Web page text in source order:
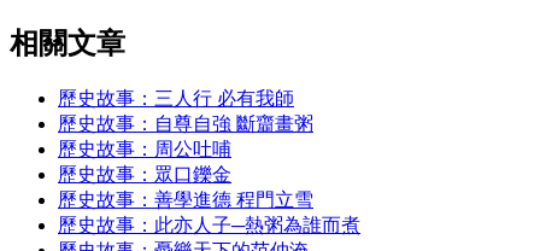
相關文章
歷史故事：三人行 必有我師
歷史故事：自尊自強 斷齏畫粥
歷史故事：周公吐哺
歷史故事：眾口鑠金
歷史故事：善學進德 程門立雪
歷史故事：此亦人子─熱粥為誰而煮